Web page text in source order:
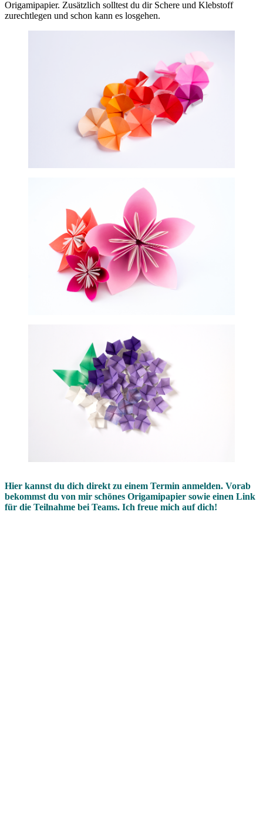
Origamipapier. Zusätzlich solltest du dir Schere und Klebstoff
zurechtlegen und schon kann es losgehen.
Hier kannst du dich direkt zu einem Termin anmelden. Vorab
bekommst du von mir schönes Origamipapier sowie einen Link
für die Teilnahme bei Teams. Ich freue mich auf dich!